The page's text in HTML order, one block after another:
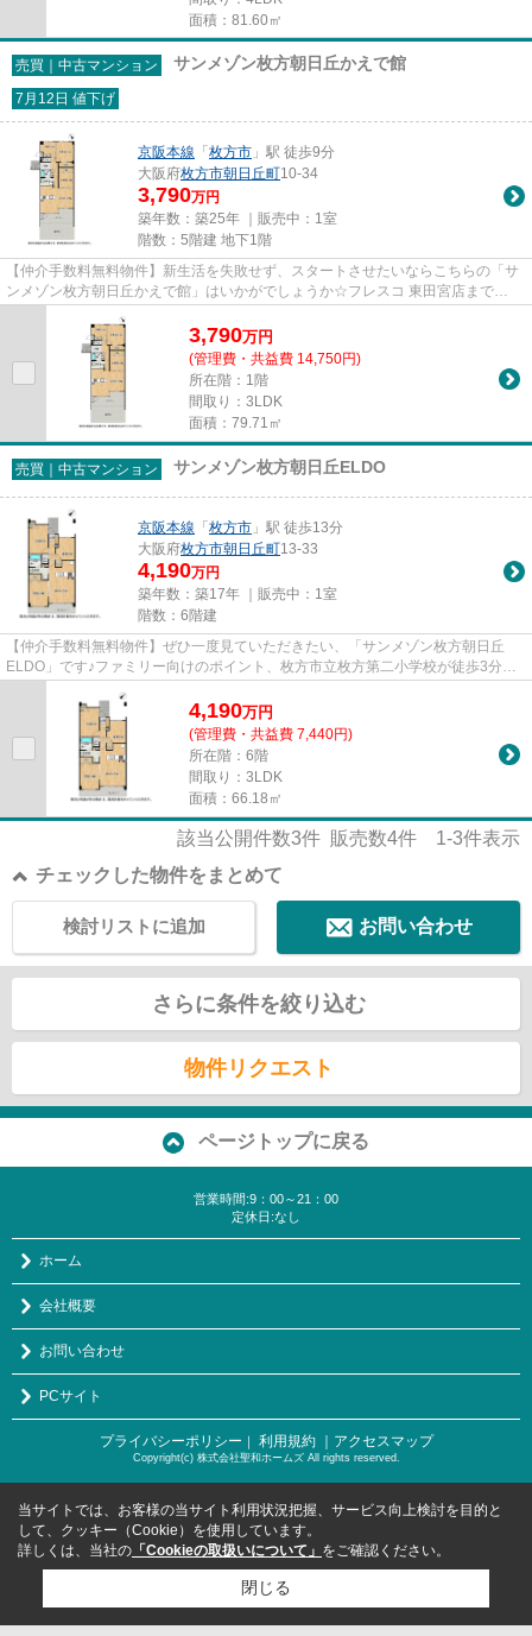
面積：81.60㎡
売買｜中古マンション サンメゾン枚方朝日丘かえで館
7月12日 値下げ
京阪本線 「 枚方市 」駅 徒歩9分
大阪府枚方市朝日丘町10-34
3,790万円
築年数：築25年 ｜販売中： 1室
階数：5階建 地下1階
【仲介手数料無料物件】新生活を失敗せず、スタートさせたいならこちらの「サ
ンメゾン枚方朝日丘かえで館」はいかがでしょうか☆フレスコ 東田宮店まで
3,790万円
(管理費・共益費 14,750円)
所在階：1階
間取り：3LDK
面積：79.71㎡
売買｜中古マンション サンメゾン枚方朝日丘ELDO
京阪本線 「 枚方市 」駅 徒歩13分
大阪府枚方市朝日丘町13-33
4,190万円
築年数：築17年 ｜販売中： 1室
階数：6階建
【仲介手数料無料物件】ぜひ一度見ていただきたい、「サンメゾン枚方朝日丘
ELDO」です♪ファミリー向けのポイント、枚方市立枚方第二小学校が徒歩3分の
4,190万円
(管理費・共益費 7,440円)
所在階：6階
間取り：3LDK
面積：66.18㎡
該当公開件数3件 販売数4件 1-3件表示
チェックした物件をまとめて
お問い合わせ
検討リストに追加
さらに条件を絞り込む
物件リクエスト
ページトップに戻る
営業時間:9：00～21：00
定休日:なし
ホーム
会社概要
お問い合わせ
PCサイト
プライバシーポリシー ｜ 利用規約 ｜アクセスマップ
Copyright(c) 株式会社聖和ホームズ All rights reserved.
当サイトでは、お客様の当サイト利用状況把握、サービス向上検討を目的と
して、クッキー（Cookie）を使用しています。
詳しくは、当社の 「Cookieの取扱いについて」 をご確認ください。
閉じる